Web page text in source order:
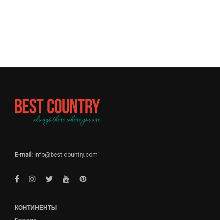
E-mail: info@best-country.com
КОНТИНЕНТЫ